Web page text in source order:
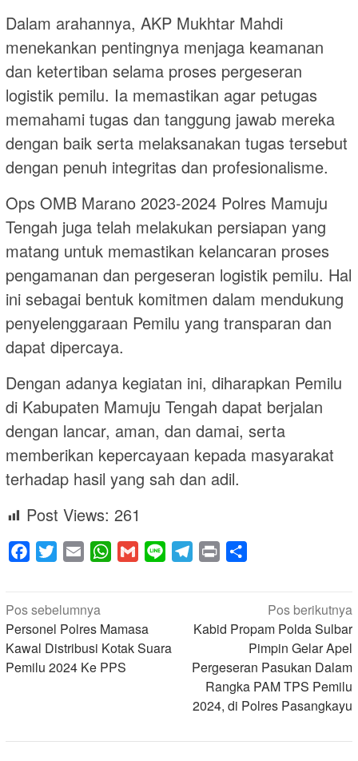
Dalam arahannya, AKP Mukhtar Mahdi
menekankan pentingnya menjaga keamanan
dan ketertiban selama proses pergeseran
logistik pemilu. Ia memastikan agar petugas
memahami tugas dan tanggung jawab mereka
dengan baik serta melaksanakan tugas tersebut
dengan penuh integritas dan profesionalisme.
Ops OMB Marano 2023-2024 Polres Mamuju
Tengah juga telah melakukan persiapan yang
matang untuk memastikan kelancaran proses
pengamanan dan pergeseran logistik pemilu. Hal
ini sebagai bentuk komitmen dalam mendukung
penyelenggaraan Pemilu yang transparan dan
dapat dipercaya.
Dengan adanya kegiatan ini, diharapkan Pemilu
di Kabupaten Mamuju Tengah dapat berjalan
dengan lancar, aman, dan damai, serta
memberikan kepercayaan kepada masyarakat
terhadap hasil yang sah dan adil.
Post Views: 261
Facebook
Twitter Email WhatsApp
Gmail Line Telegram
Print
Navigasi
pos
Pos sebelumnya
Personel Polres Mamasa
Kawal Distribusi Kotak Suara
Pemilu 2024 Ke PPS
Pos berikutnya
Kabid Propam Polda Sulbar
Pimpin Gelar Apel
Pergeseran Pasukan Dalam
Rangka PAM TPS Pemilu
2024, di Polres Pasangkayu